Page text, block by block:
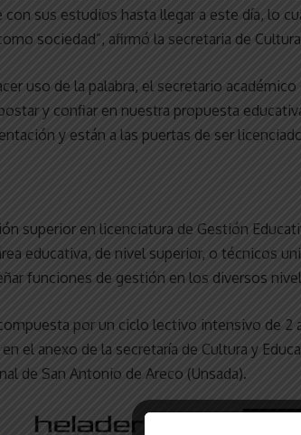
sus estudios hasta llegar a este día, lo
sociedad”, afirmó la secretaria de
uso de la palabra, el secretario
y confiar en nuestra propuesta
y están a las puertas de ser
superior en licenciatura de Gestión
educativa, de nivel superior, o técnicos
funciones de gestión en los diversos
por un ciclo lectivo intensivo de 2
el anexo de la secretaría de Cultura y
de San Antonio de Areco (Unsada).